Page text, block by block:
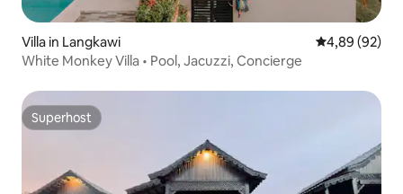
Villa in Langkawi
4,89 (92)
White Monkey Villa • Pool, Jacuzzi, Concierge
Superhost
Superhost